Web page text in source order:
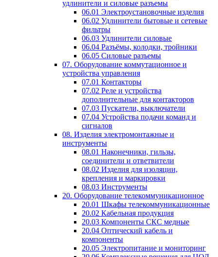
удлинители и силовые разъемы
06.01 Электроустановочные изделия
06.02 Удлинители бытовые и сетевые
фильтры
06.03 Удлинители силовые
06.04 Разъёмы, колодки, тройники
06.05 Силовые разъемы
07. Оборудование коммутационное и
устройства управления
07.01 Контакторы
07.02 Реле и устройства
дополнительные для контакторов
07.03 Пускатели, выключатели
07.04 Устройства подачи команд и
сигналов
08. Изделия электромонтажные и
инструменты
08.01 Наконечники, гильзы,
соединители и ответвители
08.02 Изделия для изоляции,
крепления и маркировки
08.03 Инструменты
20. Оборудование телекоммуникационное
20.01 Шкафы телекоммуникационные
20.02 Кабельная продукция
20.03 Компоненты СКС медные
20.04 Оптический кабель и
компоненты
20.05 Электропитание и мониторинг